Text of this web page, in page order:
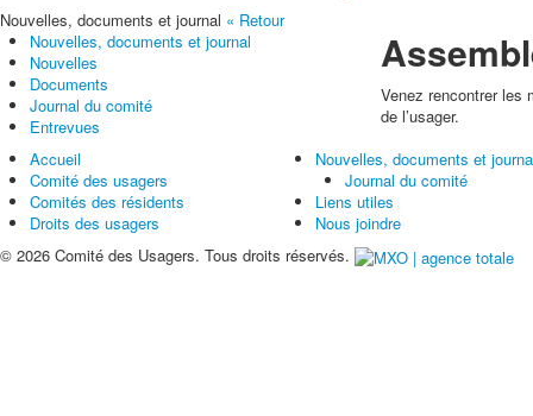
Nouvelles, documents et journal « Retour
Nouvelles, documents et journal
Nouvelles
Documents
Journal du comité
Entrevues
Venez rencontrer les
de l’usager.
Accueil
Comité des usagers
Comités des résidents
Droits des usagers
Nouvelles, documents et
Journal du comité
Liens utiles
Nous joindre
© 2026 Comité des Usagers. Tous droits réservés.